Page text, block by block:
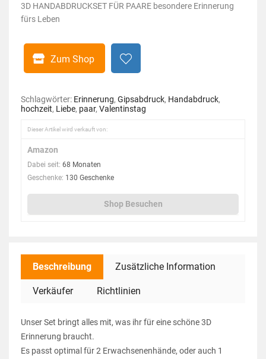
3D HANDABDRUCKSET FÜR PAARE besondere Erinnerung
fürs Leben
Zum Shop
Schlagwörter: Erinnerung, Gipsabdruck, Handabdruck,
hochzeit, Liebe, paar, Valentinstag
Dieser Artikel wird verkauft von:
Amazon
Dabei seit: 68 Monaten
Geschenke: 130 Geschenke
Shop Besuchen
Beschreibung Zusätzliche Information
Verkäufer Richtlinien
Unser Set bringt alles mit, was ihr für eine schöne 3D
Erinnerung braucht.
Es passt optimal für 2 Erwachsenenhände, oder auch 1